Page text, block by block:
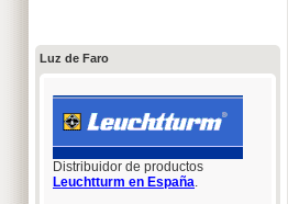
Luz de Faro
Distribuidor de productos
Leuchtturm en España.